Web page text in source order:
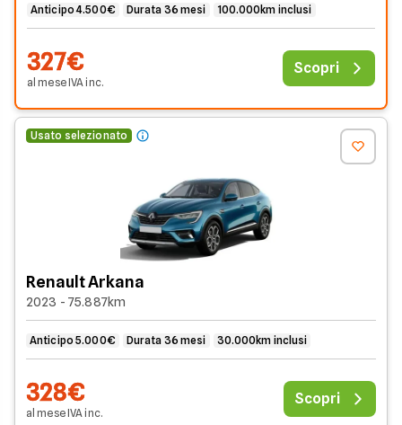
Anticipo 4.500€ Durata 36 mesi 100.000km inclusi
327€
al meseIVAinc.
Scopri
Usato selezionato
Renault Arkana
2023 - 75.887km
Anticipo 5.000€ Durata 36 mesi 30.000km inclusi
328€
al meseIVAinc.
Scopri